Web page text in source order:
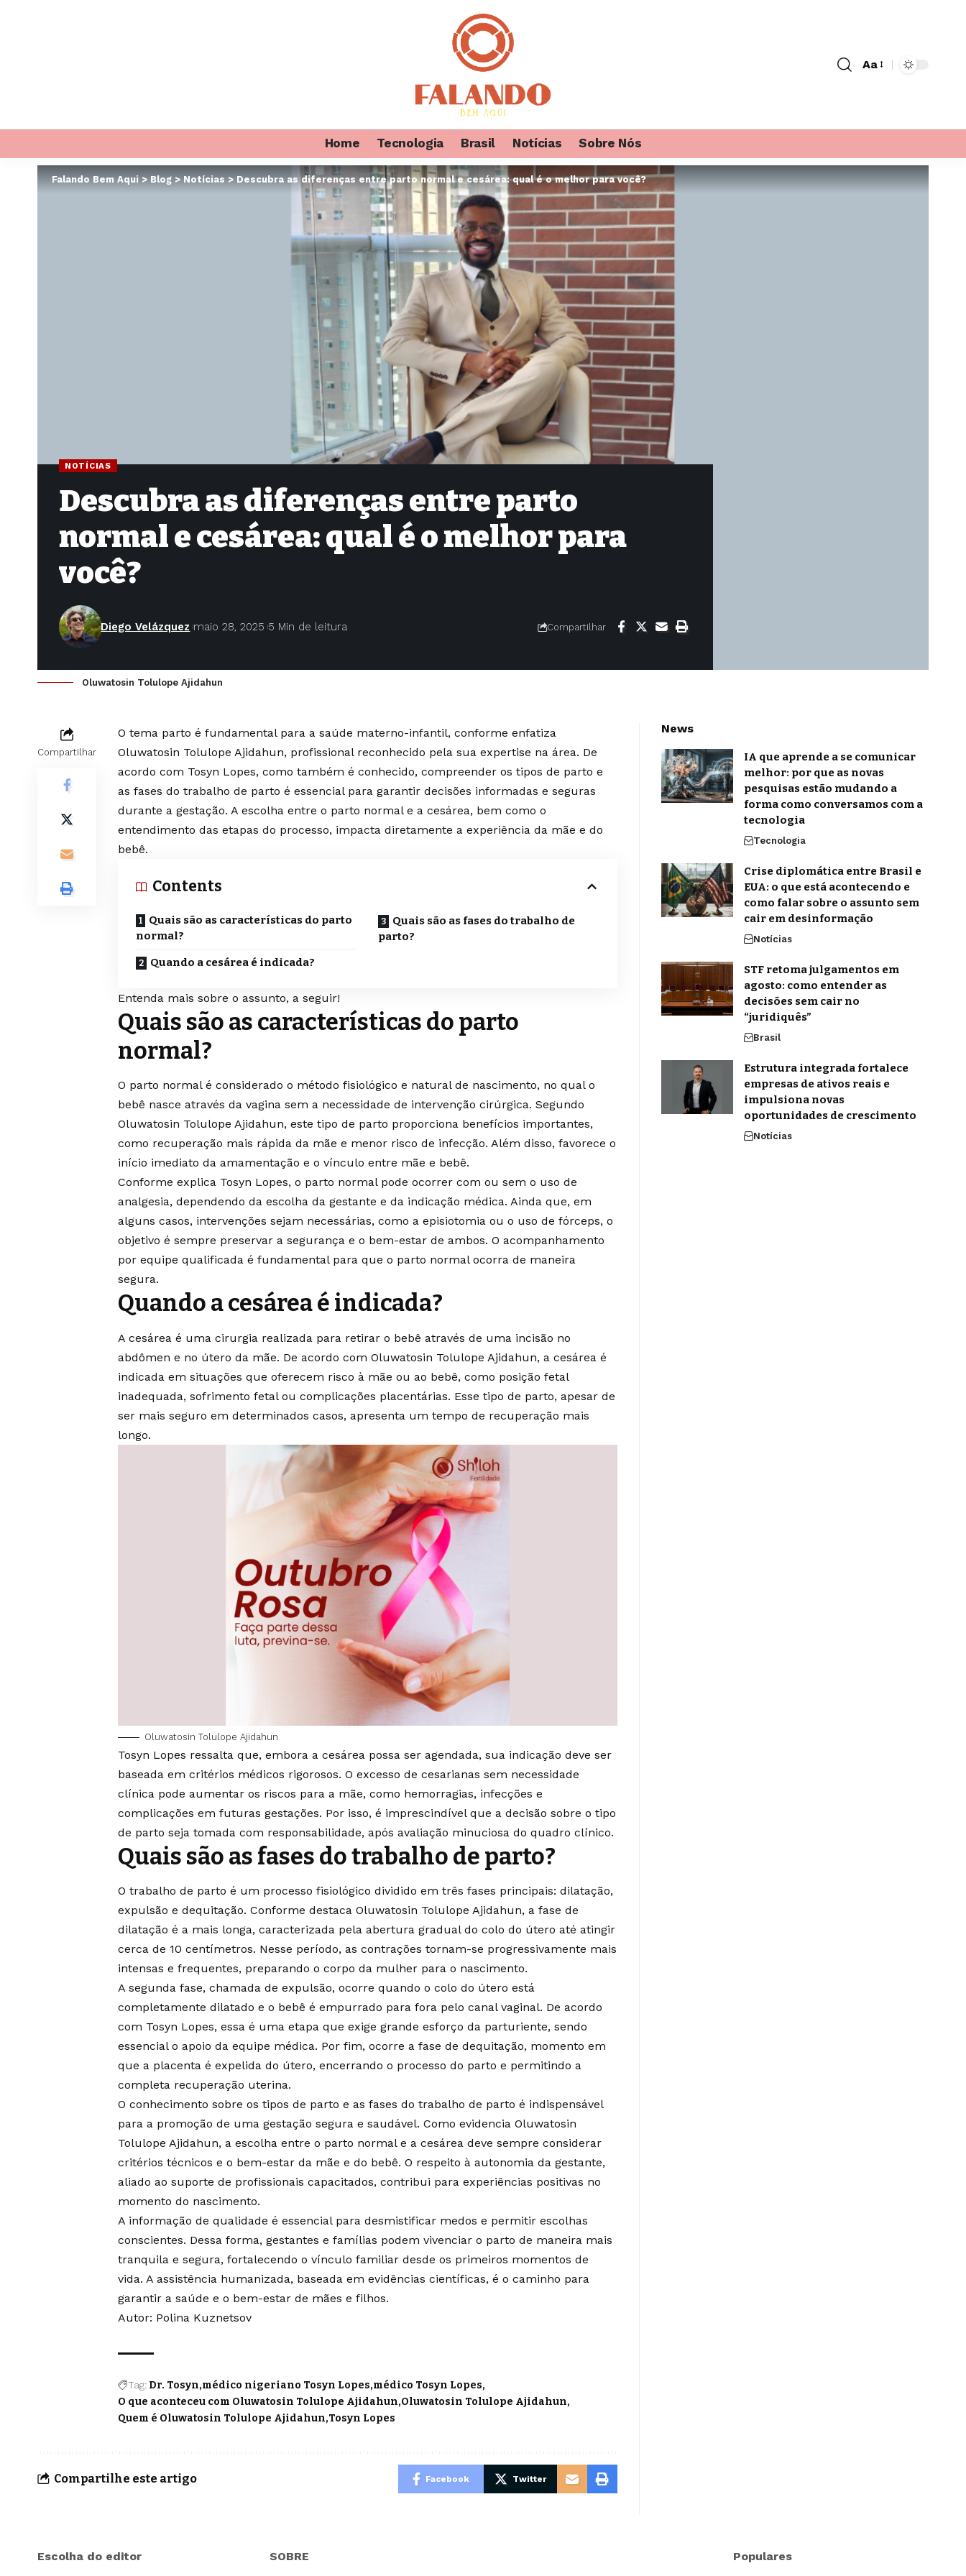
Aa
Home Tecnologia Brasil Notícias Sobre Nós
Falando Bem Aqui > Blog > Notícias > Descubra as diferenças entre parto normal e cesárea: qual é o melhor para você?
NOTÍCIAS
Descubra as diferenças entre parto
normal e cesárea: qual é o melhor para
você?
Diego Velázquez maio 28, 2025 5 Min de leitura Compartilhar
Oluwatosin Tolulope Ajidahun
Compartilhar
O tema parto é fundamental para a saúde materno-infantil, conforme enfatiza
Oluwatosin Tolulope Ajidahun, profissional reconhecido pela sua expertise na área. De
acordo com Tosyn Lopes, como também é conhecido, compreender os tipos de parto e
as fases do trabalho de parto é essencial para garantir decisões informadas e seguras
durante a gestação. A escolha entre o parto normal e a cesárea, bem como o
entendimento das etapas do processo, impacta diretamente a experiência da mãe e do
bebê.
Contents
Quais são as características do parto
normal?
Quando a cesárea é indicada?
Quais são as fases do trabalho de
parto?
Entenda mais sobre o assunto, a seguir!
Quais são as características do parto
normal?
O parto normal é considerado o método fisiológico e natural de nascimento, no qual o
bebê nasce através da vagina sem a necessidade de intervenção cirúrgica. Segundo
Oluwatosin Tolulope Ajidahun, este tipo de parto proporciona benefícios importantes,
como recuperação mais rápida da mãe e menor risco de infecção. Além disso, favorece o
início imediato da amamentação e o vínculo entre mãe e bebê.
Conforme explica Tosyn Lopes, o parto normal pode ocorrer com ou sem o uso de
analgesia, dependendo da escolha da gestante e da indicação médica. Ainda que, em
alguns casos, intervenções sejam necessárias, como a episiotomia ou o uso de fórceps, o
objetivo é sempre preservar a segurança e o bem-estar de ambos. O acompanhamento
por equipe qualificada é fundamental para que o parto normal ocorra de maneira
segura.
Quando a cesárea é indicada?
A cesárea é uma cirurgia realizada para retirar o bebê através de uma incisão no
abdômen e no útero da mãe. De acordo com Oluwatosin Tolulope Ajidahun, a cesárea é
indicada em situações que oferecem risco à mãe ou ao bebê, como posição fetal
inadequada, sofrimento fetal ou complicações placentárias. Esse tipo de parto, apesar de
ser mais seguro em determinados casos, apresenta um tempo de recuperação mais
longo.
Oluwatosin Tolulope Ajidahun
Tosyn Lopes ressalta que, embora a cesárea possa ser agendada, sua indicação deve ser
baseada em critérios médicos rigorosos. O excesso de cesarianas sem necessidade
clínica pode aumentar os riscos para a mãe, como hemorragias, infecções e
complicações em futuras gestações. Por isso, é imprescindível que a decisão sobre o tipo
de parto seja tomada com responsabilidade, após avaliação minuciosa do quadro clínico.
Quais são as fases do trabalho de parto?
O trabalho de parto é um processo fisiológico dividido em três fases principais: dilatação,
expulsão e dequitação. Conforme destaca Oluwatosin Tolulope Ajidahun, a fase de
dilatação é a mais longa, caracterizada pela abertura gradual do colo do útero até atingir
cerca de 10 centímetros. Nesse período, as contrações tornam-se progressivamente mais
intensas e frequentes, preparando o corpo da mulher para o nascimento.
A segunda fase, chamada de expulsão, ocorre quando o colo do útero está
completamente dilatado e o bebê é empurrado para fora pelo canal vaginal. De acordo
com Tosyn Lopes, essa é uma etapa que exige grande esforço da parturiente, sendo
essencial o apoio da equipe médica. Por fim, ocorre a fase de dequitação, momento em
que a placenta é expelida do útero, encerrando o processo do parto e permitindo a
completa recuperação uterina.
O conhecimento sobre os tipos de parto e as fases do trabalho de parto é indispensável
para a promoção de uma gestação segura e saudável. Como evidencia Oluwatosin
Tolulope Ajidahun, a escolha entre o parto normal e a cesárea deve sempre considerar
critérios técnicos e o bem-estar da mãe e do bebê. O respeito à autonomia da gestante,
aliado ao suporte de profissionais capacitados, contribui para experiências positivas no
momento do nascimento.
A informação de qualidade é essencial para desmistificar medos e permitir escolhas
conscientes. Dessa forma, gestantes e famílias podem vivenciar o parto de maneira mais
tranquila e segura, fortalecendo o vínculo familiar desde os primeiros momentos de
vida. A assistência humanizada, baseada em evidências científicas, é o caminho para
garantir a saúde e o bem-estar de mães e filhos.
Autor: Polina Kuznetsov
Tag: Dr. Tosyn médico nigeriano Tosyn Lopes médico Tosyn Lopes
O que aconteceu com Oluwatosin Tolulope Ajidahun Oluwatosin Tolulope Ajidahun
Quem é Oluwatosin Tolulope Ajidahun Tosyn Lopes
Compartilhe este artigo Facebook Twitter
News
IA que aprende a se comunicar
melhor: por que as novas
pesquisas estão mudando a
forma como conversamos com a
tecnologia
Tecnologia
Crise diplomática entre Brasil e
EUA: o que está acontecendo e
como falar sobre o assunto sem
cair em desinformação
Notícias
STF retoma julgamentos em
agosto: como entender as
decisões sem cair no
“juridiquês”
Brasil
Estrutura integrada fortalece
empresas de ativos reais e
impulsiona novas
oportunidades de crescimento
Notícias
Escolha do editor SOBRE Populares